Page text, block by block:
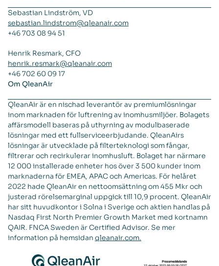
Sebastian Lindström, VD
sebastian.lindstrom@qleanair.com
+46 703 08 94 51
Henrik Resmark, CFO
henrik.resmark@qleanair.com
+46 702 60 09 17
Om QleanAir
QleanAir är en nischad leverantör av premiumlösningar
inom marknaden för luftrening av inomhusmiljöer. Bolagets
affärsmodell baseras på uthyrning av modulbaserade
lösningar med ett fullserviceerbjudande. QleanAirs
lösningar är utvecklade på filterteknologi som fångar,
filtrerar och recirkulerar inomhusluft. Bolaget har närmare
12 000 installerade enheter hos över 3 500 kunder inom
marknaderna för EMEA, APAC och Americas. För helåret
2022 hade QleanAir en nettoomsättning om 455 Mkr och
justerad rörelsemarginal uppgick till 10,9 procent. QleanAir
har sitt huvudkontor i Solna i Sverige och aktien handlas på
Nasdaq First North Premier Growth Market med kortnamn
QAIR. FNCA Sweden är Certified Advisor. Se mer
information på hemsidan qleanair.com.